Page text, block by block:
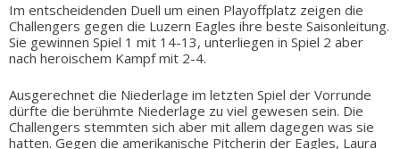
Im entscheidenden Duell um einen Playoffplatz zeigen die
Challengers gegen die Luzern Eagles ihre beste Saisonleitung.
Sie gewinnen Spiel 1 mit 14-13, unterliegen in Spiel 2 aber
nach heroischem Kampf mit 2-4.
Ausgerechnet die Niederlage im letzten Spiel der Vorrunde
dürfte die berühmte Niederlage zu viel gewesen sein. Die
Challengers stemmten sich aber mit allem dagegen was sie
hatten. Gegen die amerikanische Pitcherin der Eagles, Laura